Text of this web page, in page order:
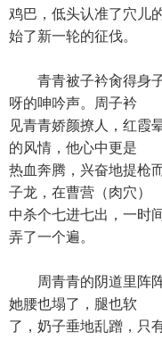
鸡巴，低头认准了穴儿
始了新一轮的征伐。
青青被子衿肏得身子
呀的呻吟声。周子衿
见青青娇颜撩人，红霞
的风情，他心中更是
热血奔腾，兴奋地提枪
子龙，在曹营（肉穴）
中杀个七进七出，一时
弄了一个遍。
周青青的阴道里阵阵
她腰也塌了，腿也软
了，奶子垂地乱蹭，只